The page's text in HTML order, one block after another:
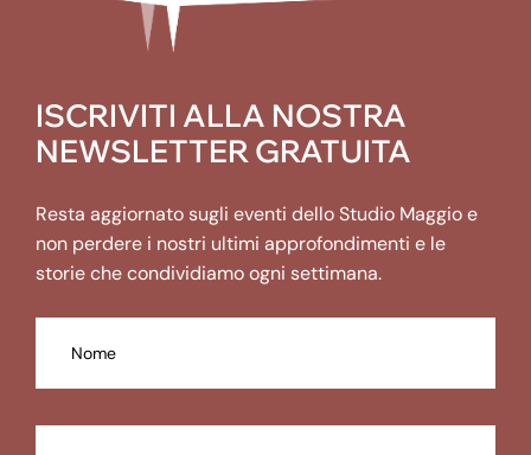
ISCRIVITI ALLA NOSTRA
NEWSLETTER GRATUITA
Resta aggiornato sugli eventi dello Studio Maggio e
non perdere i nostri ultimi approfondimenti e le
storie che condividiamo ogni settimana.